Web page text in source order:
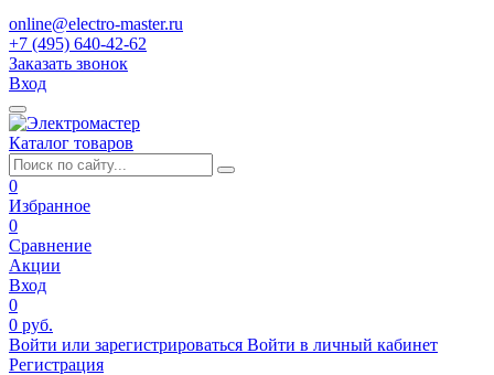
online@electro-master.ru
+7 (495) 640-42-62
Заказать звонок
Вход
Каталог товаров
0
Избранное
0
Сравнение
Акции
Вход
0
0 руб.
Войти или зарегистрироваться Войти в личный кабинет
Регистрация